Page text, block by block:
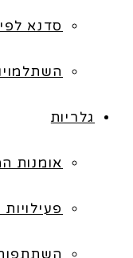
סדנא
גלריות
אומנות